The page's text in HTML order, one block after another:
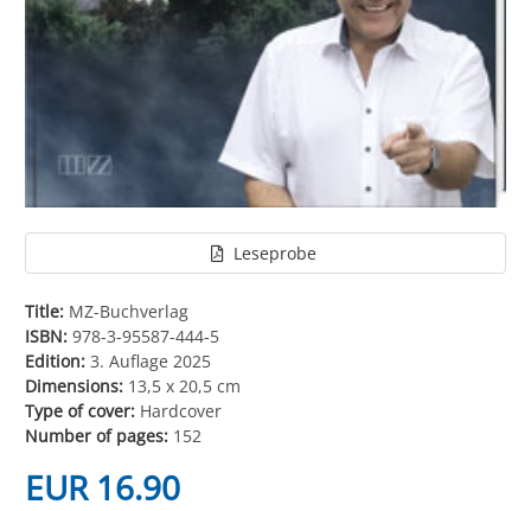
Leseprobe
Title: MZ-Buchverlag
ISBN: 978-3-95587-444-5
Edition: 3. Auflage 2025
Dimensions: 13,5 x 20,5 cm
Type of cover: Hardcover
Number of pages: 152
EUR 16.90